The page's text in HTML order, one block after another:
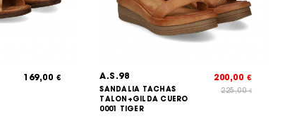
169,00 € A.S.98
SANDALIA TACHAS
TALON+GILDA CUERO
0001 TIGER
200,00 €
225,00€